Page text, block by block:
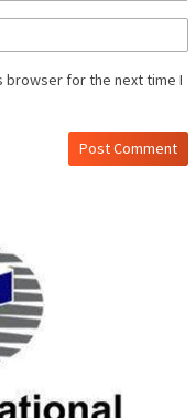
browser for the next time I